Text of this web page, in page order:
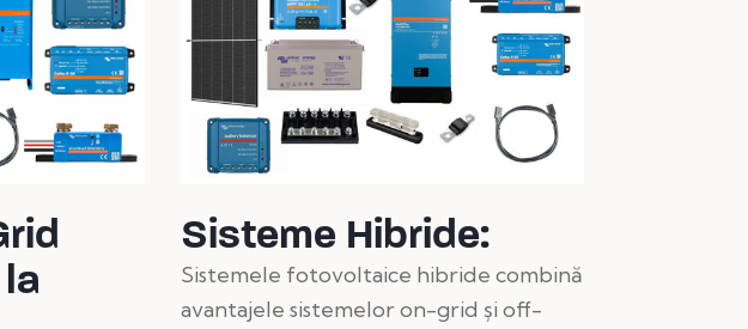
Sisteme Hibride:
Sistemele fotovoltaice hibride combină
avantajele sistemelor on-grid și off-